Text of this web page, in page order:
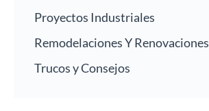
Proyectos Industriales
Remodelaciones Y Renovaciones
Trucos y Consejos